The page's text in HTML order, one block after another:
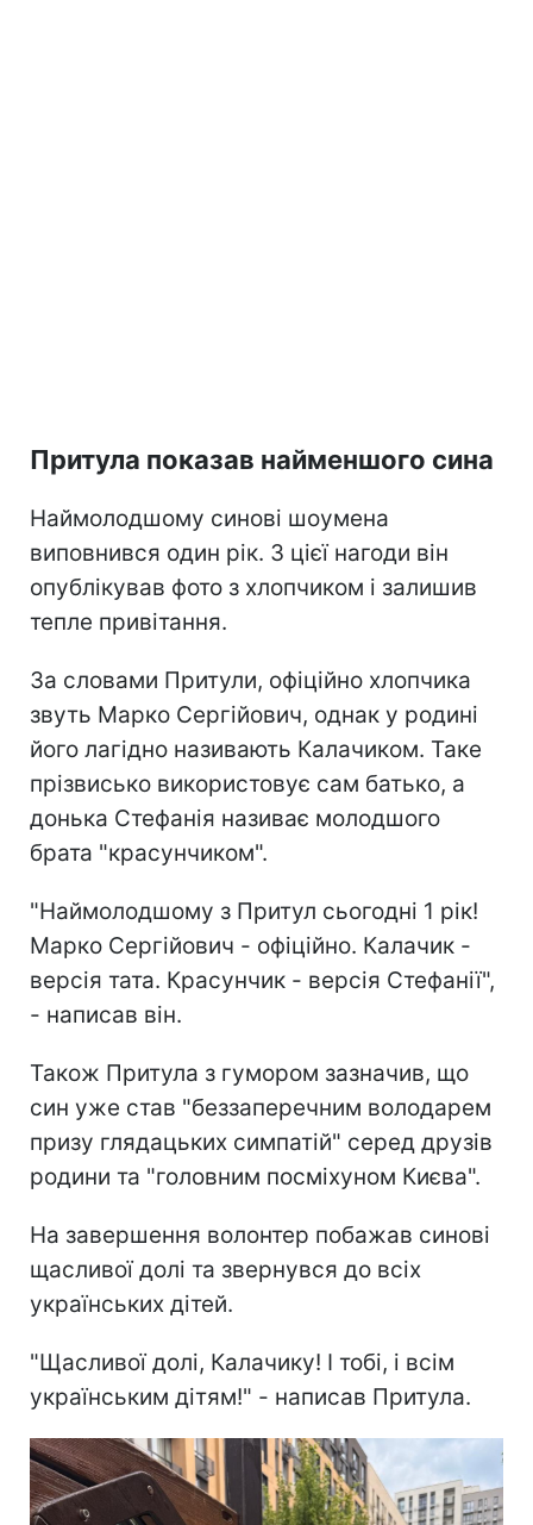
Притула показав найменшого сина
Наймолодшому синові шоумена
виповнився один рік. З цієї нагоди він
опублікував фото з хлопчиком і залишив
тепле привітання.
За словами Притули, офіційно хлопчика
звуть Марко Сергійович, однак у родині
його лагідно називають Калачиком. Таке
прізвисько використовує сам батько, а
донька Стефанія називає молодшого
брата "красунчиком".
"Наймолодшому з Притул сьогодні 1 рік!
Марко Сергійович - офіційно. Калачик -
версія тата. Красунчик - версія Стефанії",
- написав він.
Також Притула з гумором зазначив, що
син уже став "беззаперечним володарем
призу глядацьких симпатій" серед друзів
родини та "головним посміхуном Києва".
На завершення волонтер побажав синові
щасливої долі та звернувся до всіх
українських дітей.
"Щасливої долі, Калачику! І тобі, і всім
українським дітям!" - написав Притула.